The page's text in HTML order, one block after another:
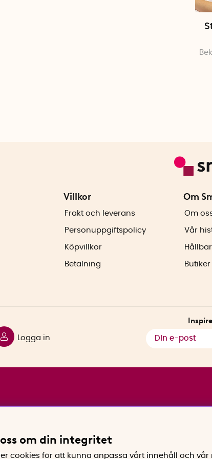
Villkor
Frakt och leverans
Personuppgiftspolicy
Köpvillkor
Betalning
Om
Om
Vår
Logga in
om din integritet
cookies för att kunna anpassa vårt innehåll och